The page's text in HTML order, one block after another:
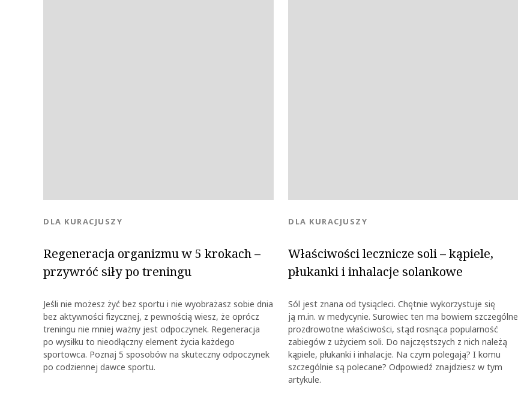
Regeneracja organizmu w 5 krokach –
przywróć siły po treningu
KATEGORIA:
DLA KURACJUSZY
Jeśli nie możesz żyć bez sportu i nie wyobrażasz sobie dnia
bez aktywności fizycznej, z pewnością wiesz, że oprócz
treningu nie mniej ważny jest odpoczynek. Regeneracja
po wysiłku to nieodłączny element życia każdego
sportowca. Poznaj 5 sposobów na skuteczny odpoczynek
po codziennej dawce sportu.
Właściwości lecznicze soli – kąpiele,
płukanki i inhalacje solankowe
KATEGORIA:
DLA KURACJUSZY
Sól jest znana od tysiącleci. Chętnie wykorzystuje się
ją m.in. w medycynie. Surowiec ten ma bowiem szczególne
prozdrowotne właściwości, stąd rosnąca popularność
zabiegów z użyciem soli. Do najczęstszych z nich należą
kąpiele, płukanki i inhalacje. Na czym polegają? I komu
szczególnie są polecane? Odpowiedź znajdziesz w tym
artykule.